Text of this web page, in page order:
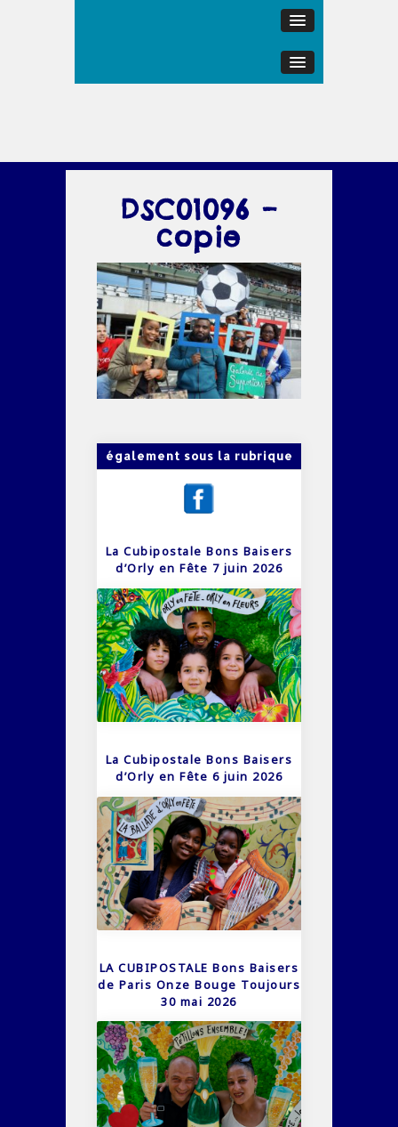
DSC01096 –
copie
également sous la rubrique
La Cubipostale Bons Baisers
d’Orly en Fête 7 juin 2026
La Cubipostale Bons Baisers
d’Orly en Fête 6 juin 2026
LA CUBIPOSTALE Bons Baisers
de Paris Onze Bouge Toujours
30 mai 2026